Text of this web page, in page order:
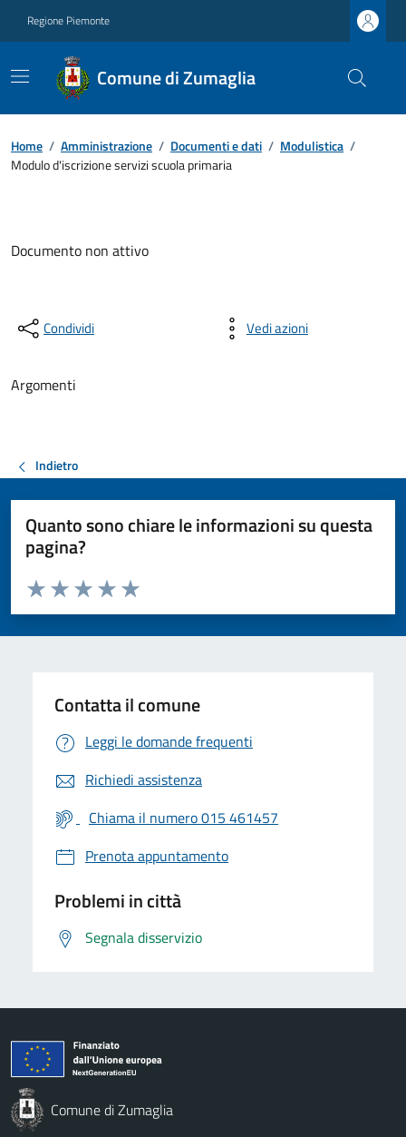
Regione Piemonte
Comune di Zumaglia
Home / Amministrazione / Documenti e dati / Modulistica /
Modulo d'iscrizione servizi scuola primaria
Documento non attivo
Condividi Vedi azioni
Argomenti
Indietro
Quanto sono chiare le informazioni su questa
pagina?
Valuta da 1 a 5 stelle la pagina
Valuta 5 stelle su 5
Valuta 4 stelle su 5
Valuta 3 stelle su 5
Valuta 2 stelle su 5
Valuta 1 stelle su 5
Contatta il comune
Leggi le domande frequenti
Richiedi assistenza
Chiama il numero 015 461457
Prenota appuntamento
Problemi in città
Segnala disservizio
Comune di Zumaglia